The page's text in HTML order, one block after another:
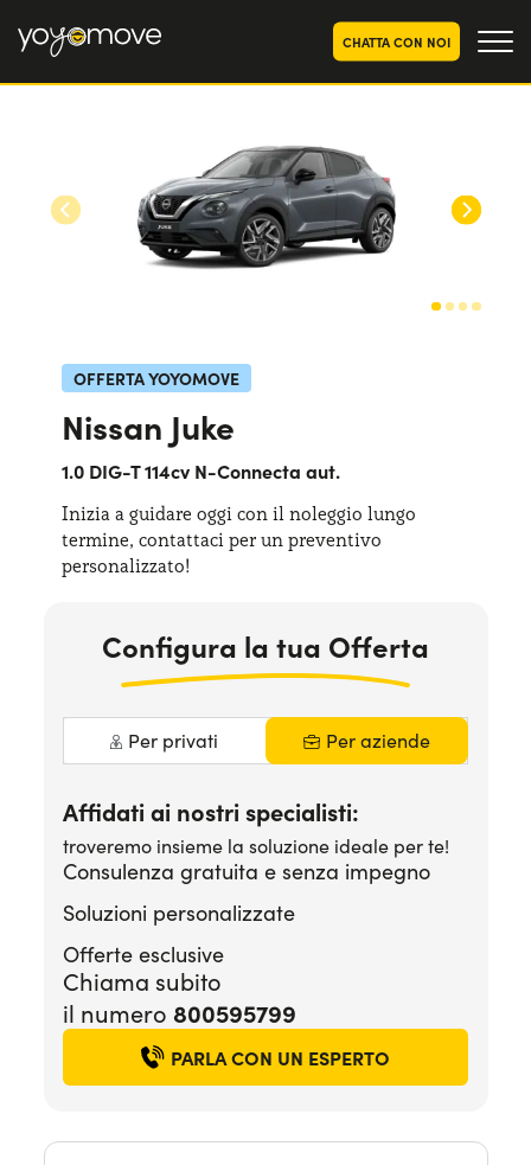
CHATTA CON NOI
Aziende e P.IVA
OFFERTE NOLEGGIO
AUTO USATE
CHI SIAMO
Lavora con noi
PERCHÉ CONVIENE
SCEGLI UN PAESE
Serve assistenza?
OFFERTA YOYOMOVE
Nissan Juke
1.0 DIG-T 114cv N-Connecta aut.
Inizia a guidare oggi con il noleggio lungo
termine, contattaci per un preventivo
personalizzato!
Configura la tua Offerta
Per privati Per aziende
Affidati ai nostri specialisti:
troveremo insieme la soluzione ideale per te!
Consulenza gratuita e senza impegno
Soluzioni personalizzate
Offerte esclusive
Chiama subito
il numero 800595799
PARLA CON UN ESPERTO